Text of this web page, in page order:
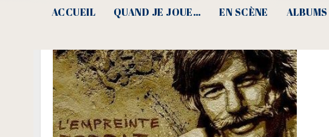
ACCUEIL QUAND JE JOUE… EN SCÈNE ALBUMS